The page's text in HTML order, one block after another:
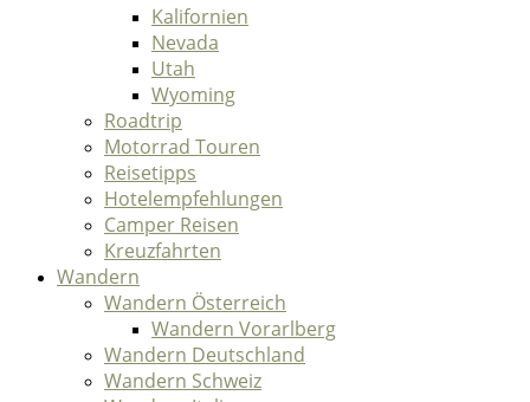
Kalifornien
Nevada
Utah
Wyoming
Roadtrip
Motorrad Touren
Reisetipps
Hotelempfehlungen
Camper Reisen
Kreuzfahrten
Wandern
Wandern Österreich
Wandern Vorarlberg
Wandern Deutschland
Wandern Schweiz